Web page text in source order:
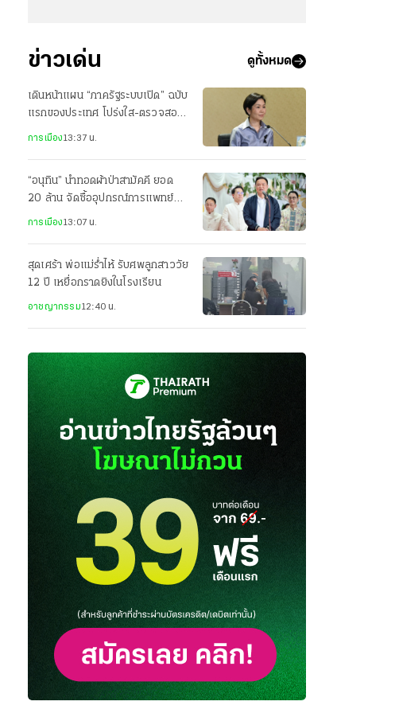
ข่าวเด่น ดูทั้งหมด
เดินหน้าแผน “ภาครัฐระบบเปิด” ฉบับ
แรกของประเทศ โปร่งใส-ตรวจสอบ
ได้มากขึ้น
การเมือง13:37 น.
“อนุทิน” นำทอดผ้าป่าสามัคคี ยอด
20 ล้าน จัดซื้ออุปกรณ์การแพทย์
รพ.ระนอง
การเมือง13:07 น.
สุดเศร้า พ่อแม่ร่ำไห้ รับศพลูกสาววัย
12 ปี เหยื่อกราดยิงในโรงเรียน
อาชญากรรม12:40 น.